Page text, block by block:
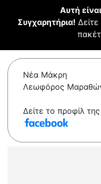
Αυτή
Συγχαρητήρια!
Νέα Μάκρη
Λεωφόρος
Δείτε το προφίλ